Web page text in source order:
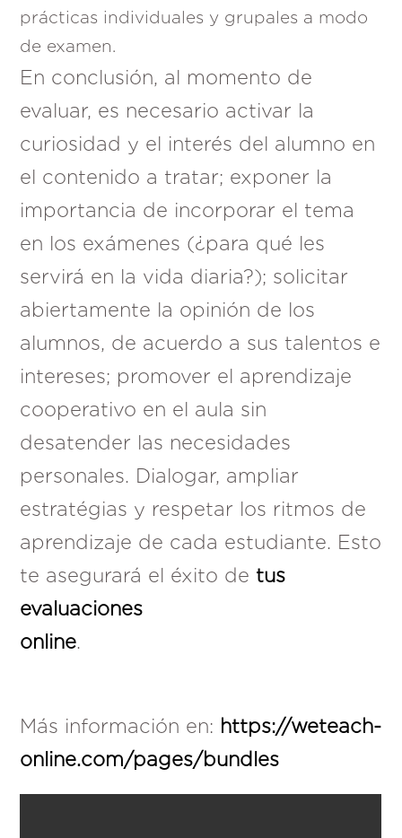
prácticas individuales y grupales a modo
de examen.
En conclusión, al momento de
evaluar, es necesario activar la
curiosidad y el interés del alumno en
el contenido a tratar; exponer la
importancia de incorporar el tema
en los exámenes (¿para qué les
servirá en la vida diaria?); solicitar
abiertamente la opinión de los
alumnos, de acuerdo a sus talentos e
intereses; promover el aprendizaje
cooperativo en el aula sin
desatender las necesidades
personales. Dialogar, ampliar
estratégias y respetar los ritmos de
aprendizaje de cada estudiante. Esto
te asegurará el éxito de tus
evaluaciones
online.
Más información en: https://weteach-
online.com/pages/bundles